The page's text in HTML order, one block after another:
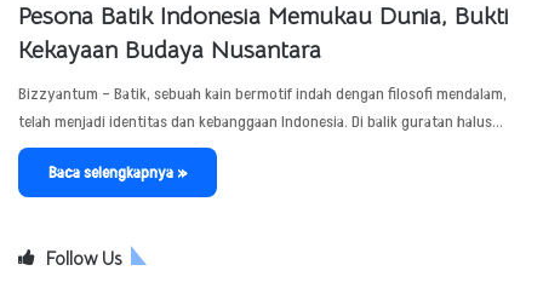
Pesona Batik Indonesia Memukau Dunia, Bukti
Kekayaan Budaya Nusantara
Bizzyantum – Batik, sebuah kain bermotif indah dengan filosofi mendalam,
telah menjadi identitas dan kebanggaan Indonesia. Di balik guratan halus…
Baca selengkapnya »
Follow Us